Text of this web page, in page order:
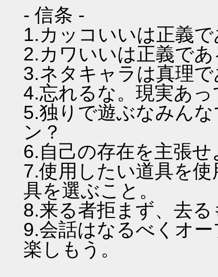
- 信条 -
1.カッコいいは正義
2.カワいいは正義で
3.ネタキャラは真理
4.忘れるな。現実あ
5.独りで遊ぶなみん
ン？
6.自己の存在を主張
7.使用したい道具を
具を選ぶこと。
8.来る者拒まず、去
9.会話はなるべくオ
楽しもう。